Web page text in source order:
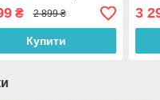
₴ 2 899 ₴
Купити
3